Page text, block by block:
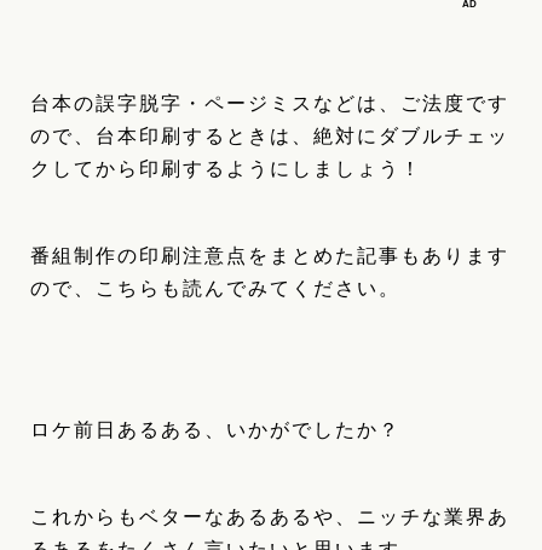
台本の誤字脱字・ページミスなどは、ご法度です
ので、台本印刷するときは、絶対にダブルチェッ
クしてから印刷するようにしましょう！
番組制作の印刷注意点をまとめた記事もあります
ので、こちらも読んでみてください。
ロケ前日あるある、いかがでしたか？
これからもベターなあるあるや、ニッチな業界あ